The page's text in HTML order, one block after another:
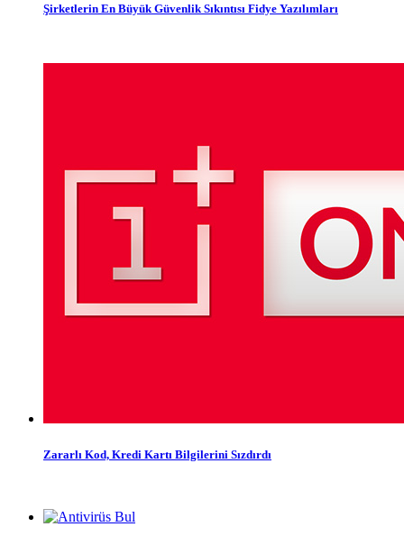
Şirketlerin En Büyük Güvenlik Sıkıntısı Fidye Yazılımları
Zararlı Kod, Kredi Kartı Bilgilerini Sızdırdı